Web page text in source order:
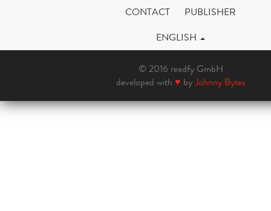
CONTACT
PUBLISHER
ENGLISH
© 2016 readfy GmbH
developed with ♥ byJohnny Bytes